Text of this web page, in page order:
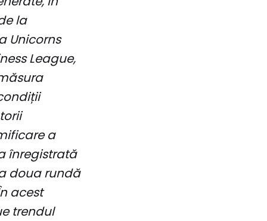
la
Unicorns
League,
a
înregistrată
doua rundă
acest
trendul